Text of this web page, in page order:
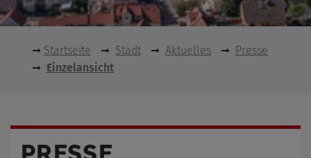
Startseite Stadt Aktuelles
Presse
Einzelansicht